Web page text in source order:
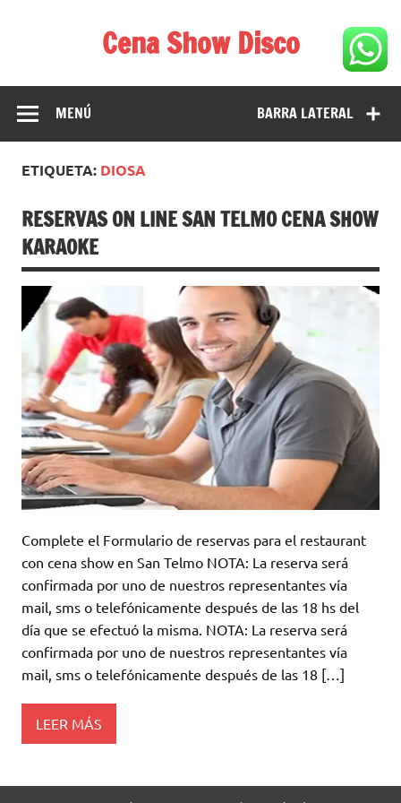
Cena Show Disco
Cena Show Disco – DISCO CENA SHOW GUIA DE
RESTAURANTES
BARRA LATERAL
MENÚ
ETIQUETA: DIOSA
RESERVAS ON LINE SAN TELMO CENA SHOW
KARAOKE
Complete el Formulario de reservas para el restaurant
con cena show en San Telmo NOTA: La reserva será
confirmada por uno de nuestros representantes vía
mail, sms o telefónicamente después de las 18 hs del
día que se efectuó la misma. NOTA: La reserva será
confirmada por uno de nuestros representantes vía
mail, sms o telefónicamente después de las 18 […]
LEER MÁS